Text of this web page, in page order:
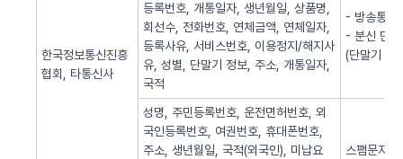
한국정보통신진흥
협회, 타통신사
등록번호, 개통일자, 생년월일, 상품명,
회선수, 전화번호, 연체금액, 연체일자,
등록사유, 서비스번호, 이용정지/해지사
유, 성별, 단말기 정보, 주소, 개통일자,
국적
- 방송통신
- 분신 단
(단말기 분
성명, 주민등록번호, 운전면허번호, 외
국인등록번호, 여권번호, 휴대폰번호,
주소, 생년월일, 국적(외국인), 미납요
스팸문자